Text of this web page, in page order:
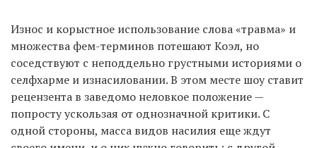
Износ и корыстное использование слова «травма» и
множества фем-терминов потешают Коэл, но
соседствуют с неподдельно грустными историями о
селфхарме и изнасиловании. В этом месте шоу ставит
рецензента в заведомо неловкое положение —
попросту ускользая от однозначной критики. С
одной стороны, масса видов насилия еще ждут